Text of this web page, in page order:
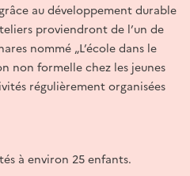
au développement durable
proviendront de l’un de
nommé „L’école dans le
non formelle chez les jeunes
régulièrement organisées
à environ 25 enfants.